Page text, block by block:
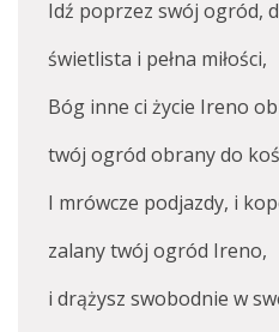
Idź poprzez swój ogród,
świetlista i pełna miłości,
Bóg inne ci życie Ireno
twój ogród obrany do
I mrówcze podjazdy, i
zalany twój ogród Ireno,
i drążysz swobodnie w